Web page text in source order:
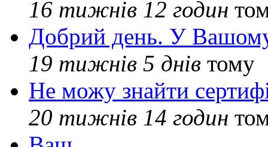
16 тижнів 12 годин
Добрий день. У Вашому
19 тижнів 5 днів тому
Не можу знайти
20 тижнів 14 годин